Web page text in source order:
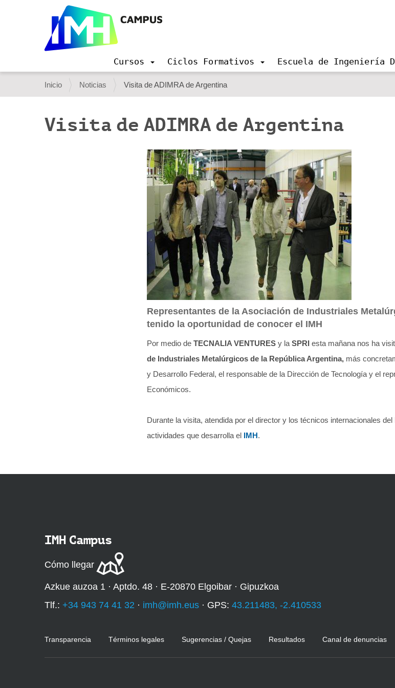
v
a
c
Cursos Ciclos Formativos Escuela de Ingeniería
U
s
e
Inicio Noticias Visita de ADIMRA de Argentina
Visita de ADIMRA de Argentina
Representantes de la Asociación de Industriales
tenido la oportunidad de conocer el IMH
Por medio de TECNALIA VENTURES y la SPRI esta mañana nos ha
de Industriales Metalúrgicos de la República Argentina, más
y Desarrollo Federal, el responsable de la Dirección de Tecnología y el
Económicos.
Durante la visita, atendida por el director y los técnicos internacionales
actividades que desarrolla el IMH.
IMH Campus
Cómo llegar
Azkue auzoa 1 · Aptdo. 48 · E-20870 Elgoibar · Gipuzkoa
Tlf.: +34 943 74 41 32 · imh@imh.eus · GPS: 43.211483, -2.410533
Transparencia Términos legales Sugerencias / Quejas Resultados Canal de denuncias